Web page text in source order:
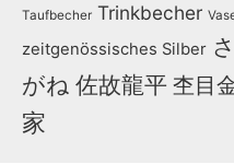
Taufbecher Trinkbecher
zeitgenössisches Silber
がね 佐故龍平 杢目
家